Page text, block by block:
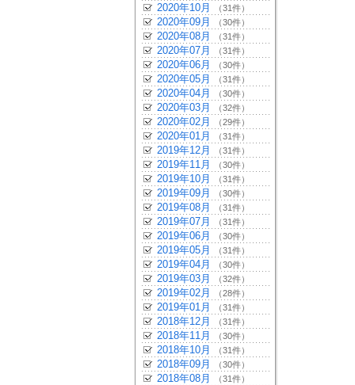
2020年10月 （31件）
2020年09月 （30件）
2020年08月 （31件）
2020年07月 （31件）
2020年06月 （30件）
2020年05月 （31件）
2020年04月 （30件）
2020年03月 （32件）
2020年02月 （29件）
2020年01月 （31件）
2019年12月 （31件）
2019年11月 （30件）
2019年10月 （31件）
2019年09月 （30件）
2019年08月 （31件）
2019年07月 （31件）
2019年06月 （30件）
2019年05月 （31件）
2019年04月 （30件）
2019年03月 （32件）
2019年02月 （28件）
2019年01月 （31件）
2018年12月 （31件）
2018年11月 （30件）
2018年10月 （31件）
2018年09月 （30件）
2018年08月 （31件）